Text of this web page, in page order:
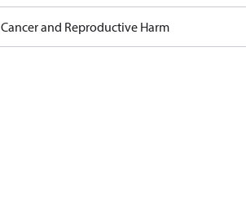
Cancer and Reproductive Harm